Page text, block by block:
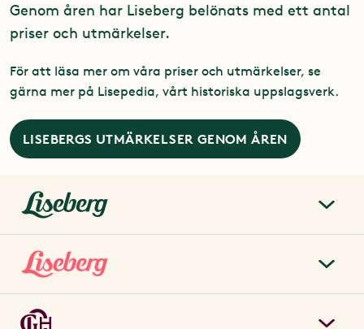
Genom åren har Liseberg belönats med ett antal
priser och utmärkelser.
För att läsa mer om våra priser och utmärkelser, se
gärna mer på Lisepedia, vårt historiska uppslagsverk.
LISEBERGS UTMÄRKELSER GENOM ÅREN
liseberg.se
Om Liseberg
Kontakta oss
Lisebergsparken